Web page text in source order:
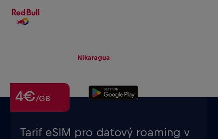
Nikaragua
Tarif eSIM pro datový roaming v
4€/GB